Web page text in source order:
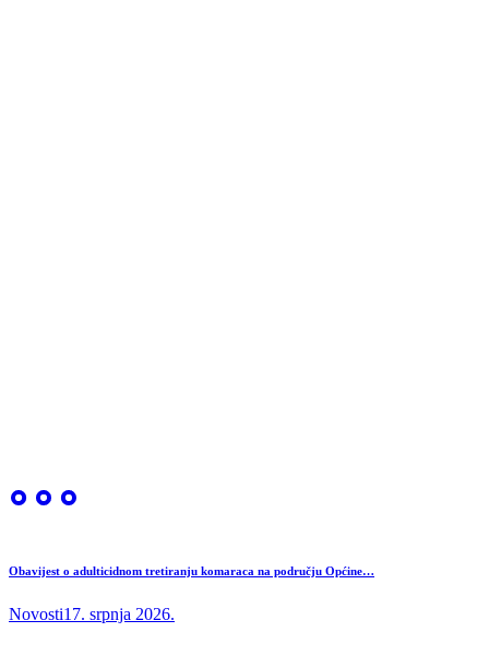
Obavijest o adulticidnom tretiranju komaraca na području Općine…
Novosti17. srpnja 2026.